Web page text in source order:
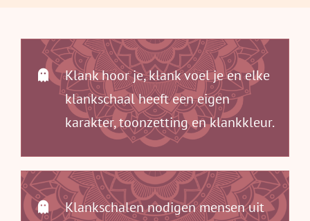
Klank hoor je, klank voel je en elke
klankschaal heeft een eigen
karakter, toonzetting en klankkleur.
Klankschalen nodigen mensen uit